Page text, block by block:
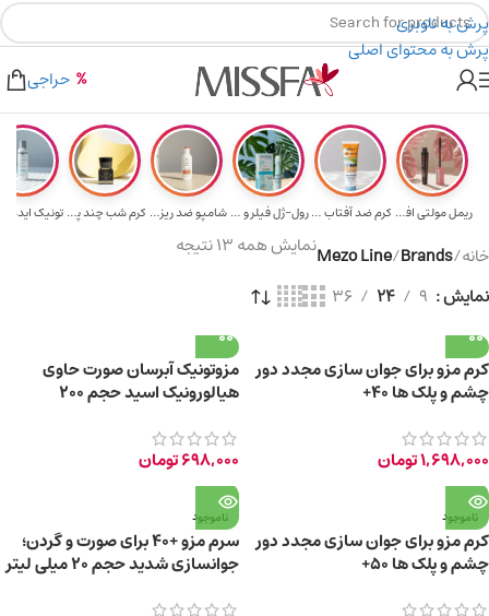
پرش به ناوبری
پرش به محتوای اصلی
۲٪ تخفیف روی سبد خرید برای روش کارت به کارت
هدیه برای خرید های بالای ۵ میلیون تومن
حراجی
ریمل مولتی افکت... کرم ضد آفتاب حا... رول-ژل فیلر و م... شامپو ضد ریزش و... کرم شب چند پپتی... تونیک ایده
خانه/
Brands
/
Mezo Lineنمایش همه 13 نتیجه
نمایش 9
24
36
کرم مزو برای جوان سازی مجدد دور
چشم و پلک ها 40+
1,698,000تومان
مزوتونیک آبرسان صورت حاوی
هیالورونیک‌ اسید حجم 200
698,000تومان
ناموجود
کرم مزو برای جوان سازی مجدد دور
چشم و پلک ها 50+
ناموجود
سرم مزو +40 برای صورت و گردن؛
جوانسازی شدید حجم 20 میلی لیتر